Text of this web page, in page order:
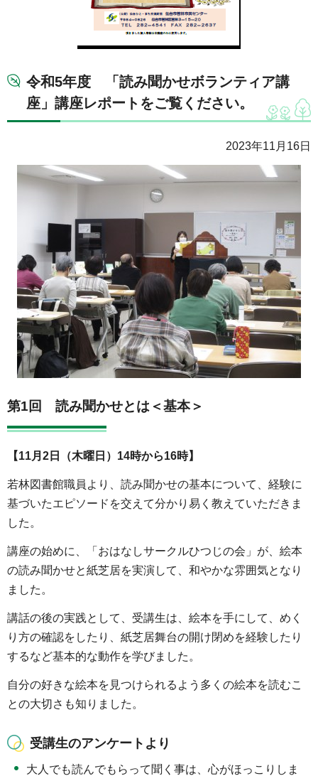
令和5年度 「読み聞かせボランティア講
座」講座レポートをご覧ください。
2023年11月16日
第1回 読み聞かせとは＜基本＞
【11月2日（木曜日）14時から16時】
若林図書館職員より、読み聞かせの基本について、経験に
基づいたエピソードを交えて分かり易く教えていただきま
した。
講座の始めに、「おはなしサークルひつじの会」が、絵本
の読み聞かせと紙芝居を実演して、和やかな雰囲気となり
ました。
講話の後の実践として、受講生は、絵本を手にして、めく
り方の確認をしたり、紙芝居舞台の開け閉めを経験したり
するなど基本的な動作を学びました。
自分の好きな絵本を見つけられるよう多くの絵本を読むこ
との大切さも知りました。
受講生のアンケートより
大人でも読んでもらって聞く事は、心がほっこりしま